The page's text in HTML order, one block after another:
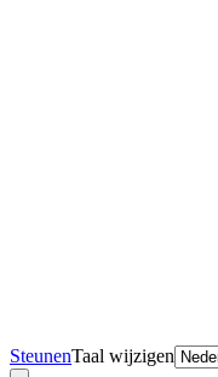
SteunenTaal wijzigen